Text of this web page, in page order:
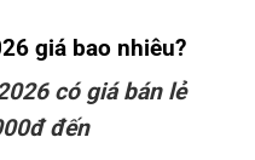
giá bao nhiêu?
có giá bán lẻ
đến